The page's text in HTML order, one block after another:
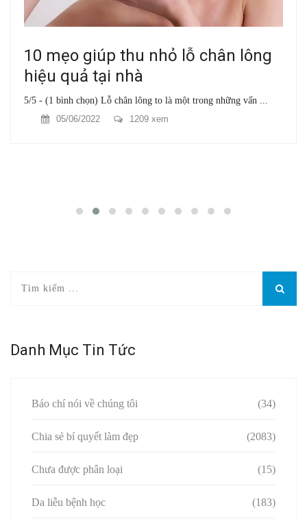
10 mẹo giúp thu nhỏ lỗ chân lông
hiệu quả tại nhà
5/5 - (1 bình chọn) Lỗ chân lông to là một trong những vấn ...
05/06/2022
1209 xem
Danh Mục Tin Tức
Báo chí nói về chúng tôi (34)
Chia sẻ bí quyết làm đẹp (2083)
Chưa được phân loại (15)
Da liễu bệnh học (183)